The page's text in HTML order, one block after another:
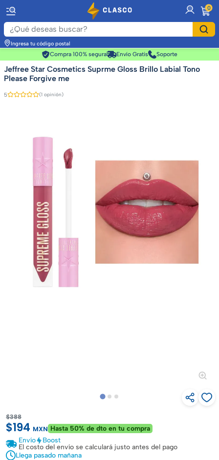
0
Ingresa tu código postal
Compra 100% segura
Envío Gratis Soporte
Jeffree Star Cosmetics Suprme Gloss Brillo Labial Tono
Please Forgive me
5 (1 opinión)
$388
$194 MXN Hasta 50% de dto en tu compra
Envío
Boost
El costo del envío se calculará justo antes del pago
Llega pasado mañana